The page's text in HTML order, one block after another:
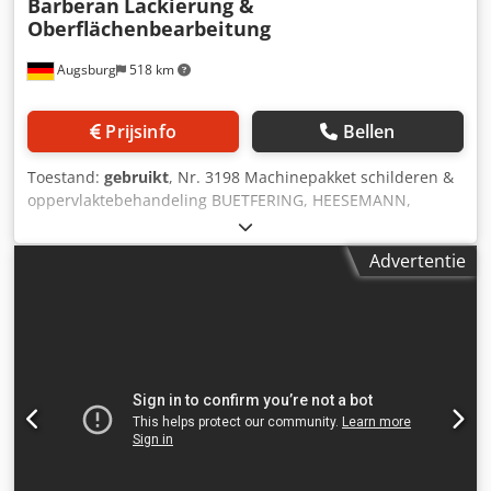
Augsburg 518 km
Barberan Lackierung &
Oberflächenbearbeitung
Prijsinfo Bellen
Toestand: gebruikt, Nr. 3198 Machinepakket schilderen &
oppervlaktebehandeling BUETFERING, HEESEMANN,
Barberan Dwsdpevxrynjfx Ah Nja Nodig Bestaande uit: -
Breedbandschuurmachine BUETFERING Classic 313 - QCE -
UV-lakroller Barberan BRB - 1400 - Droogkanaal Barberan
Schuurbandlengte dwarsband 4700 mm
Schuurbandbreedte breedband 1370 mm
Schuurbandlengte breedband 1900 mm werkstukdikte 3 -
Advertentie